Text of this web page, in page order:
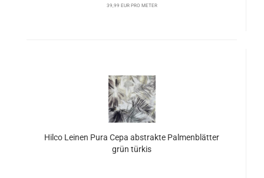
39,99 EUR pro Meter
Hilco Leinen Pura Cepa abstrakte Palmenblätter
grün türkis